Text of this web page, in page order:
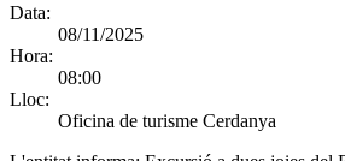
Data:
08/11/2025
Hora:
08:00
Lloc:
Oficina de turisme Cerdanya